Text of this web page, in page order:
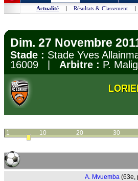
Actualité | Résultats & Classement |
Dim. 27 Novembre
Stade : Stade Yves
16009 | Arbitre : P.
1 10 20 30
A. Mvuemba (63e,